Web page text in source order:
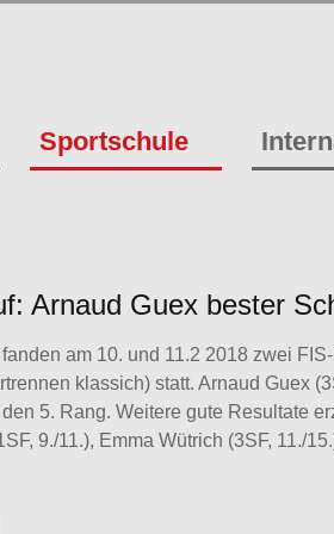
Sportschule
Arnaud Guex bester
fanden am 10. und 11.2 2018 zwei
klassich) statt. Arnaud Guex
5. Rang. Weitere gute Resultate
9./11.), Emma Wütrich (3SF, 11./